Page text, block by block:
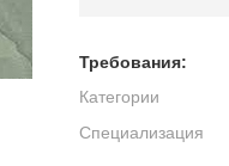
Требования:
Категории
Специализация